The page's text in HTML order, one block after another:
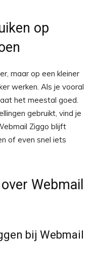
op
maar op een kleiner
werken. Als je vooral
het meestal goed.
gebruikt, vind je
Ziggo blijft
of even snel iets
Webmail
bij Webmail